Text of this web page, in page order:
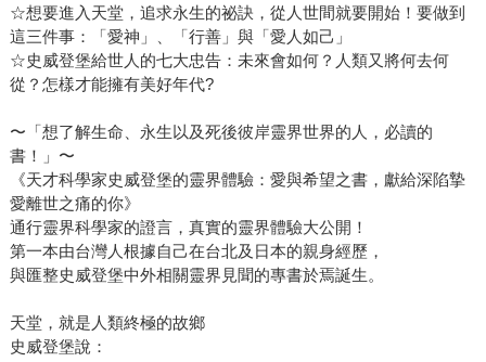
☆想要進入天堂，追求永生的祕訣，從人世間就要開始！要做到
這三件事：「愛神」、「行善」與「愛人如己」
☆史威登堡給世人的七大忠告：未來會如何？人類又將何去何
從？怎樣才能擁有美好年代?
〜「想了解生命、永生以及死後彼岸靈界世界的人，必讀的
書！」〜
《天才科學家史威登堡的靈界體驗：愛與希望之書，獻給深陷摯
愛離世之痛的你》
通行靈界科學家的證言，真實的靈界體驗大公開！
第一本由台灣人根據自己在台北及日本的親身經歷，
與匯整史威登堡中外相關靈界見聞的專書於焉誕生。
天堂，就是人類終極的故鄉
史威登堡說：